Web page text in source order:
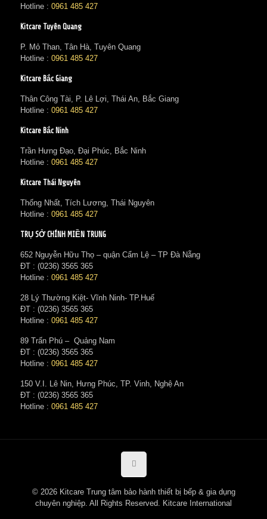
Hotline : 0961 485 427
Kitcare Tuyên Quang
P. Mỏ Than, Tân Hà, Tuyên Quang
Hotline : 0961 485 427
Kitcare Bắc Giang
Thân Công Tài, P. Lê Lợi, Thái An, Bắc Giang
Hotline : 0961 485 427
Kitcare Bắc Ninh
Trần Hưng Đạo, Đại Phúc, Bắc Ninh
Hotline : 0961 485 427
Kitcare Thái Nguyên
Thống Nhất, Tích Lương, Thái Nguyên
Hotline : 0961 485 427
TRỤ SỞ CHÍNH MIỀN TRUNG
652 Nguyễn Hữu Thọ – quận Cẩm Lệ – TP Đà Nẵng
ĐT : (0236) 3565 365‬
Hotline : 0961 485 427
28 Lý Thường Kiệt- Vĩnh Ninh- TP.Huế
ĐT : (0236) 3565 365‬
Hotline : 0961 485 427
89 Trấn Phú – Quảng Nam
ĐT : (0236) 3565 365‬
Hotline : 0961 485 427
150 V.I. Lê Nin, Hưng Phúc, TP. Vinh, Nghệ An
ĐT : (0236) 3565 365‬
Hotline : 0961 485 427
© 2026 Kitcare Trung tâm bảo hành thiết bị bếp & gia dụng
chuyên nghiệp. All Rights Reserved. Kitcare International